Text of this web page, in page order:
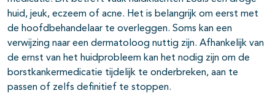
huid, jeuk, eczeem of acne. Het is belangrijk om eerst met
de hoofdbehandelaar te overleggen. Soms kan een
verwijzing naar een dermatoloog nuttig zijn. Afhankelijk van
de ernst van het huidprobleem kan het nodig zijn om de
borstkankermedicatie tijdelijk te onderbreken, aan te
passen of zelfs definitief te stoppen.